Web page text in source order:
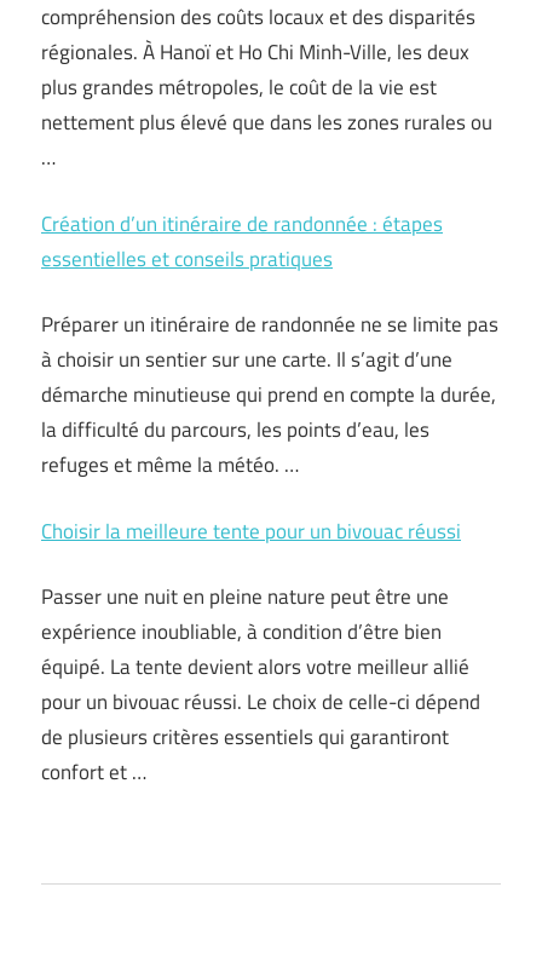
compréhension des coûts locaux et des disparités
régionales. À Hanoï et Ho Chi Minh-Ville, les deux
plus grandes métropoles, le coût de la vie est
nettement plus élevé que dans les zones rurales ou
…
Création d’un itinéraire de randonnée : étapes
essentielles et conseils pratiques
Préparer un itinéraire de randonnée ne se limite pas
à choisir un sentier sur une carte. Il s’agit d’une
démarche minutieuse qui prend en compte la durée,
la difficulté du parcours, les points d’eau, les
refuges et même la météo. …
Choisir la meilleure tente pour un bivouac réussi
Passer une nuit en pleine nature peut être une
expérience inoubliable, à condition d’être bien
équipé. La tente devient alors votre meilleur allié
pour un bivouac réussi. Le choix de celle-ci dépend
de plusieurs critères essentiels qui garantiront
confort et …